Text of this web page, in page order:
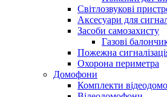
Світлозвукові
Аксесуари для
Засоби самозахисту
Газові
Пожежна
Охорона периметра
Домофони
Комплекти